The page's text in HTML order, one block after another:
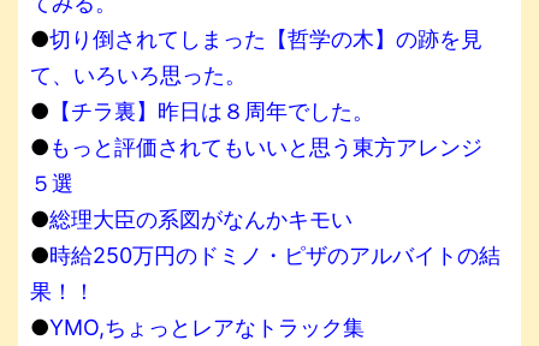
●切り倒されてしまった【哲学の木】の跡を見
て、いろいろ思った。
● 【チラ裏】昨日は８周年でした。
●もっと評価されてもいいと思う東方アレンジ
５選
●総理大臣の系図がなんかキモい
●時給250万円のドミノ・ピザのアルバイトの結
果！！
●YMO,ちょっとレアなトラック集